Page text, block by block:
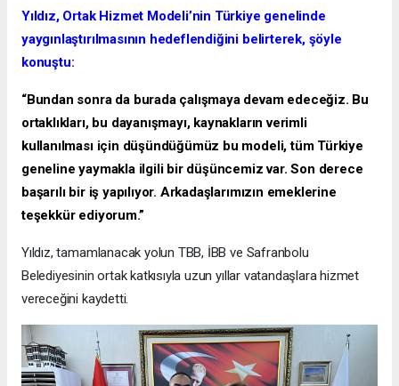
Yıldız, Ortak Hizmet Modeli’nin Türkiye genelinde
yaygınlaştırılmasının hedeflendiğini belirterek, şöyle
konuştu:
“Bundan sonra da burada çalışmaya devam edeceğiz. Bu
ortaklıkları, bu dayanışmayı, kaynakların verimli
kullanılması için düşündüğümüz bu modeli, tüm Türkiye
geneline yaymakla ilgili bir düşüncemiz var. Son derece
başarılı bir iş yapılıyor. Arkadaşlarımızın emeklerine
teşekkür ediyorum.”
Yıldız, tamamlanacak yolun TBB, İBB ve Safranbolu
Belediyesinin ortak katkısıyla uzun yıllar vatandaşlara hizmet
vereceğini kaydetti.